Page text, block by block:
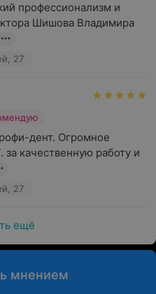
профессионализм и
Шишова Владимира
27
дент. Огромное
качественную работу и
27
ещё
мнением